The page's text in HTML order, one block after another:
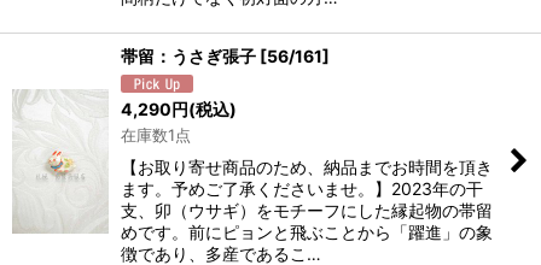
帯留：うさぎ張子 [56/161]
4,290円(税込)
在庫数1点
【お取り寄せ商品のため、納品までお時間を頂き
ます。予めご了承くださいませ。】2023年の干
支、卯（ウサギ）をモチーフにした縁起物の帯留
めです。前にピョンと飛ぶことから「躍進」の象
徴であり、多産であるこ…